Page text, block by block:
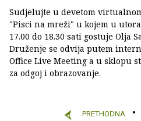
Sudjelujte u devetom
"Pisci na mreži" u kojem u
17.00 do 18.30 sati gostuje Olja
Druženje se odvija putem
Office Live Meeting a u sklopu
za odgoj i obrazovanje.
PRETHODNA